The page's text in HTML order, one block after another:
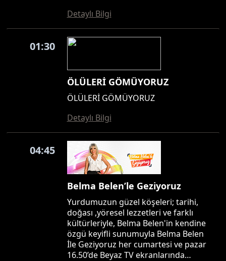
Detaylı Bilgi
01:30
ÖLÜLERİ GÖMÜYORUZ
ÖLÜLERİ GÖMÜYORUZ
Detaylı Bilgi
04:45
Belma Belen’le Geziyoruz
Yurdumuzun güzel köşeleri; tarihi,
doğası ,yöresel lezzetleri ve farklı
kültürleriyle, Belma Belen'in kendine
özgü keyifli sunumuyla Belma Belen
İle Geziyoruz her cumartesi ve pazar
16.50’de Beyaz TV ekranlarında…